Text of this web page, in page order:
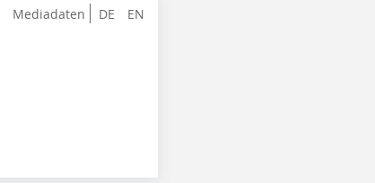
DE EN
Mediadaten